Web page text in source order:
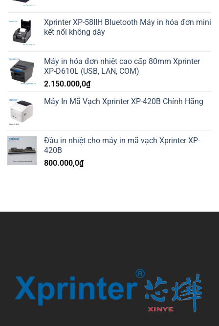
Xprinter XP-58IIH Bluetooth Máy in hóa đơn mini
kết nối không dây
Máy in hóa đơn nhiệt cao cấp 80mm Xprinter
XP-D610L (USB, LAN, COM)
2.150.000,0₫
Máy In Mã Vạch Xprinter XP-420B Chính Hãng
Đầu in nhiệt cho máy in mã vạch Xprinter XP-
420B
800.000,0₫